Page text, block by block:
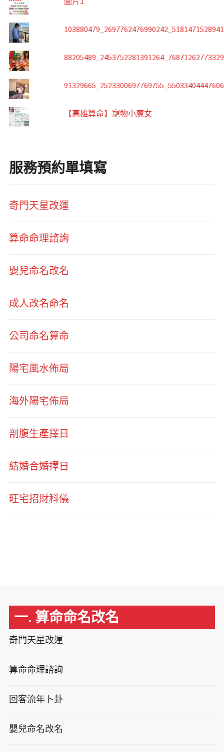
【高雄算命】寵物小魔女
服務預約單填寫
奇門天星改運
算命命理諮詢
嬰兒命名改名
成人改名命名
公司命名算命
陽宅風水佈局
海外陽宅佈局
剖腹生產擇日
結婚合婚擇日
旺宅招財科儀
一. 算命命名改名
奇門天星改運
算命命理諮詢
回客流年卜卦
嬰兒命名改名